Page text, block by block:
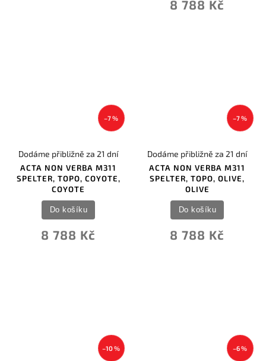
8 788 Kč
–7 %
ACTA NON VERBA M311
SPELTER, TOPO, COYOTE,
COYOTE
Dodáme přibližně za 21 dní
8 788 Kč
Do košíku
–7 %
ACTA NON VERBA M311
SPELTER, TOPO, OLIVE,
OLIVE
Dodáme přibližně za 21 dní
8 788 Kč
Do košíku
–10 % –6 %